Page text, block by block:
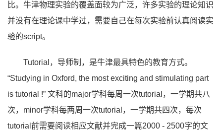
比。牛津物理实验的覆盖面较为广泛，许多实验的理论知识
并没有在理论课中学过，需要自己在每次实验前认真阅读实
验的script。
Tutorial，导师制，是牛津最具特色的教育方式。
“Studying in Oxford, the most exciting and stimulating part
is tutorial !” 文科的major学科每周一次tutorial，一学期共八
次，minor学科每两周一次tutorial，一学期共四次，每次
tutorial前需要阅读相应文献并完成一篇2000 - 2500字的文